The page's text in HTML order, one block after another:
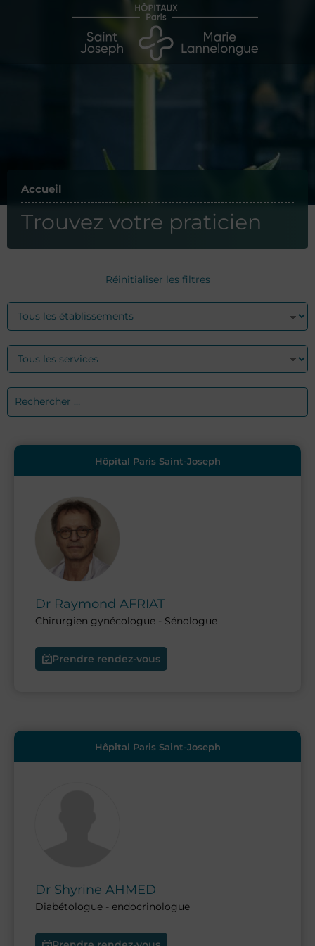
Accueil
Trouvez votre praticien
Réinitialiser les filtres
Hôpital Paris Saint-Joseph
Dr Raymond AFRIAT
Chirurgien gynécologue - Sénologue
Prendre rendez-vous
Hôpital Paris Saint-Joseph
Dr Shyrine AHMED
Diabétologue - endocrinologue